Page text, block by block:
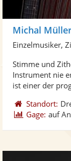
Michal
Einzelmusiker,
Stimme und
Instrument nie
ist einer der
Standort:
Gage: auf